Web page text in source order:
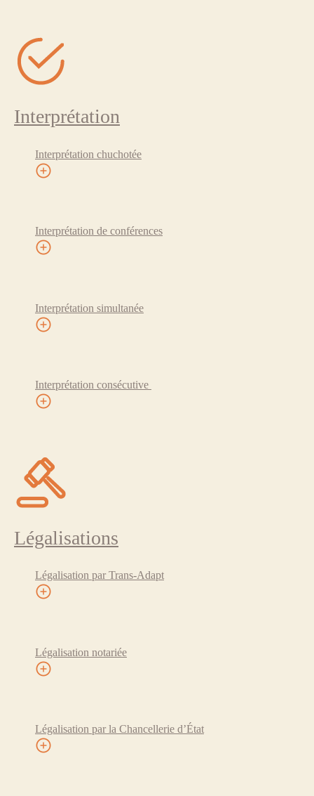
Interprétation
Interprétation chuchotée
Interprétation de conférences
Interprétation simultanée
Interprétation consécutive
Légalisations
Légalisation par Trans-Adapt
Légalisation notariée
Légalisation par la Chancellerie d’État